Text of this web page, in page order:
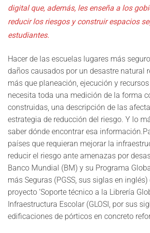
digital que, además, les enseña a los
reducir los riesgos y construir espacios
estudiantes.
Hacer de las escuelas lugares más
daños causados por un desastre natural
más que planeación, ejecución y
necesita toda una medición de la forma
construidas, una descripción de las
estrategia de reducción del riesgo. Y lo
saber dónde encontrar esa
países que requieran mejorar la
reducir el riesgo ante amenazas por
Banco Mundial (BM) y su Programa
más Seguras (PGSS, sus siglas en inglés)
proyecto ‘Soporte técnico a la Librería
Infraestructura Escolar (GLOSI, por sus
edificaciones de pórticos en concreto